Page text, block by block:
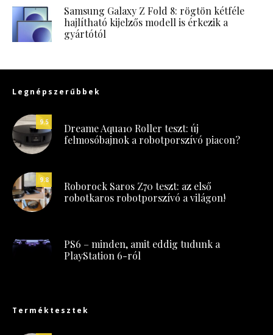
Samsung Galaxy Z Fold 8: rögtön kétféle
hajlítható kijelzős modell is érkezik a
gyártótól
Legnépszerűbbek
9.5
Dreame Aqua10 Roller teszt: új
felmosóbajnok a robotporszívó piacon?
9.8
Roborock Saros Z70 teszt: az első
robotkaros robotporszívó a világon!
PS6 – minden, amit eddig tudunk a
PlayStation 6-ról
Terméktesztek